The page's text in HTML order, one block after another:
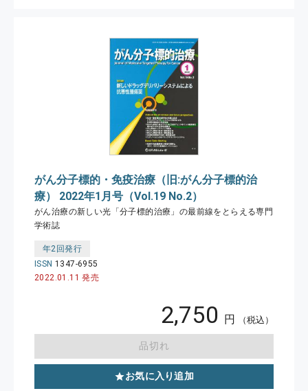
がん分子標的・免疫治療（旧:がん分子標的治
療） 2022年1月号（Vol.19 No.2）
がん治療の新しい光「分子標的治療」の最前線をとらえる専門
学術誌
年2回発行
ISSN 1347-6955
2022.01.11 発売
2,750 円 （税込）
品切れ
お気に入り追加